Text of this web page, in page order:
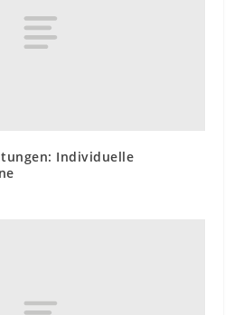
Individuelle